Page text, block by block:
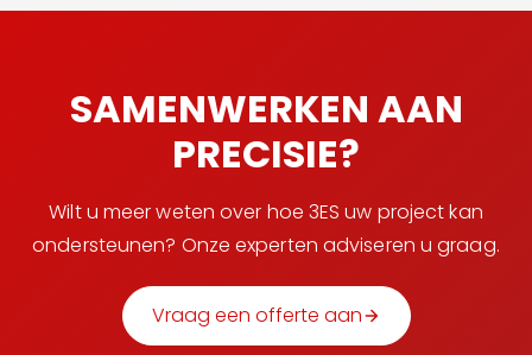
SAMENWERKEN AAN
PRECISIE?
Wilt u meer weten over hoe 3ES uw project kan
ondersteunen? Onze experten adviseren u graag.
Vraag een offerte aan